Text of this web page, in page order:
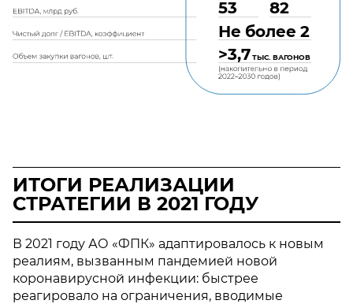
.
.
53
Не более 2
>3,7ТЫС. ВАГОНОВ
)
82
ИТОГИ РЕАЛИЗАЦИИ
СТРАТЕГИИ В 2021 ГОДУ
В 2021 году АО «ФПК» адаптировалось к новым
реалиям, вызванным пандемией новой
коронавирусной инфекции: быстрее
реагировало на ограничения, вводимые